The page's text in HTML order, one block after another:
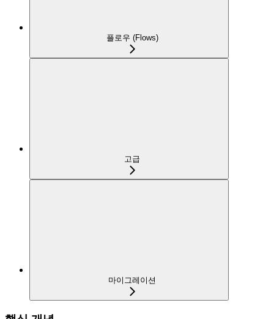
플로우 (Flows)
고급
마이그레이션